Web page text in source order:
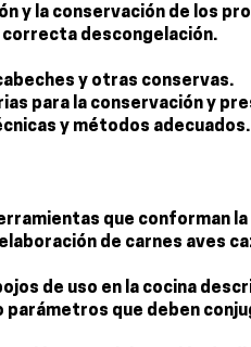
y la conservación de los
descongelación.
y otras conservas.
para la conservación y
y métodos adecuados.
que conforman
de carnes aves
de uso en la cocina
que deben